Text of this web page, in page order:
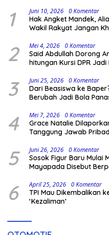
1 Juni 10, 2026 0 Komentar
Hak Angket Mandek,
Wakil Rakyat Jangan
2 Mei 4, 2026 0 Komentar
Said Abdullah Dorong
hitungan Kursi DPR
3 Juni 25, 2026 0 Komentar
Dari Beasiswa ke
Berubah Jadi Bola
4 Mei 7, 2026 0 Komentar
Grace Natalie
Tanggung Jawab
5 Juni 26, 2026 0 Komentar
Sosok Figur Baru Mulai
Mayapada Disebut
6 April 25, 2026 0 Komentar
TPI Mau Dikembalikan
‘Kezaliman’